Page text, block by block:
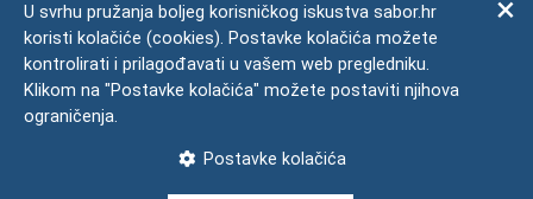
Zaštita osobnih podataka
Impressum
Česta pitanja
U svrhu pružanja boljeg korisničkog iskustva sabor.hr
koristi kolačiće (cookies). Postavke kolačića možete
kontrolirati i prilagođavati u vašem web pregledniku.
Klikom na "Postavke kolačića" možete postaviti njihova
ograničenja.
Postavke kolačića